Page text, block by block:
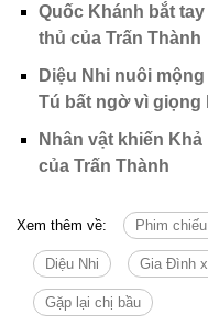
Quốc Khánh bắt
thủ của Trấn Thành
Diệu Nhi nuôi
Tú bất ngờ vì giọng
Nhân vật khiến
của Trấn Thành
Xem thêm về: Phim
Diệu Nhi Gia Đình
Gặp lại chị bầu